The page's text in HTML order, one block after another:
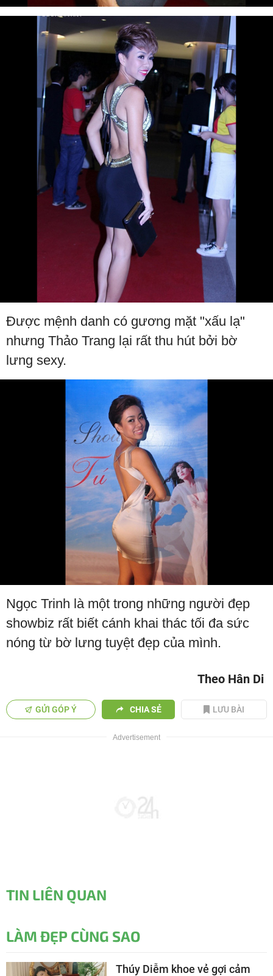
Được mệnh danh có gương mặt "xấu lạ"
nhưng Thảo Trang lại rất thu hút bởi bờ
lưng sexy.
Ngọc Trinh là một trong những người đẹp
showbiz rất biết cánh khai thác tối đa sức
nóng từ bờ lưng tuyệt đẹp của mình.
Theo Hân Di
GỬI GÓP Ý CHIA SẺ LƯU BÀI
TIN LIÊN QUAN
LÀM ĐẸP CÙNG SAO
Thúy Diễm khoe vẻ gợi cảm